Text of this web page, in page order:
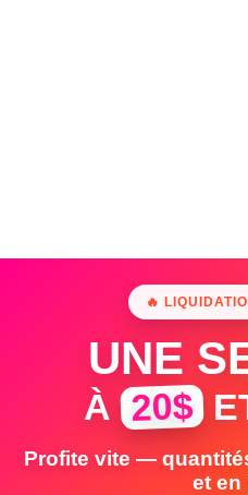
🔥
UNE
À 20$
Profite vite —
et en